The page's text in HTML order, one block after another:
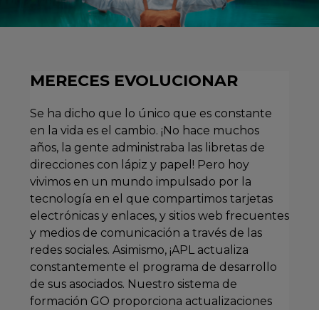
MERECES EVOLUCIONAR
Se ha dicho que lo único que es constante
en la vida es el cambio. ¡No hace muchos
años, la gente administraba las libretas de
direcciones con lápiz y papel! Pero hoy
vivimos en un mundo impulsado por la
tecnología en el que compartimos tarjetas
electrónicas y enlaces, y sitios web frecuentes
y medios de comunicación a través de las
redes sociales. Asimismo, ¡APL actualiza
constantemente el programa de desarrollo
de sus asociados. Nuestro sistema de
formación GO proporciona actualizaciones